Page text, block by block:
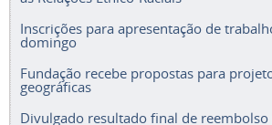
Inscrições para apresentação de
domingo
Fundação recebe propostas para
geográficas
Divulgado resultado final de reembolso